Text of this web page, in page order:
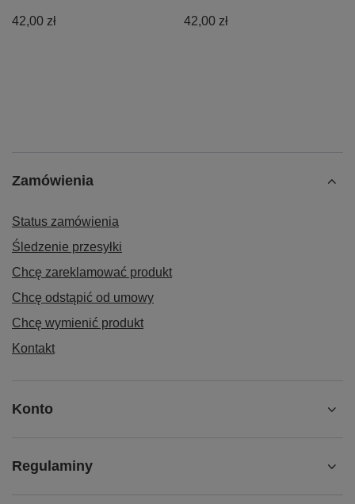
42,00 zł 42,00 zł
Zamówienia
Status zamówienia
Śledzenie przesyłki
Chcę zareklamować produkt
Chcę odstąpić od umowy
Chcę wymienić produkt
Kontakt
Konto
Regulaminy